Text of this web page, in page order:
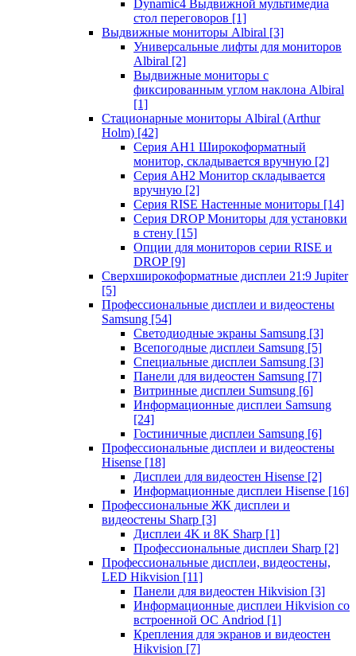
Dynamic4 Выдвижной мультимедиа
стол переговоров [1]
Выдвижные мониторы Albiral [3]
Универсальные лифты для мониторов
Albiral [2]
Выдвижные мониторы с
фиксированным углом наклона Albiral
[1]
Стационарные мониторы Albiral (Arthur
Holm) [42]
Серия AH1 Широкоформатный
монитор, складывается вручную [2]
Серия AH2 Монитор складывается
вручную [2]
Серия RISE Настенные мониторы [14]
Серия DROP Мониторы для установки
в стену [15]
Опции для мониторов серии RISE и
DROP [9]
Сверхширокоформатные дисплеи 21:9 Jupiter
[5]
Профессиональные дисплеи и видеостены
Samsung [54]
Светодиодные экраны Samsung [3]
Всепогодные дисплеи Samsung [5]
Специальные дисплеи Samsung [3]
Панели для видеостен Samsung [7]
Витринные дисплеи Sumsung [6]
Информационные дисплеи Samsung
[24]
Гостиничные дисплеи Samsung [6]
Профессиональные дисплеи и видеостены
Hisense [18]
Дисплеи для видеостен Hisense [2]
Информационные дисплеи Hisense [16]
Профессиональные ЖК дисплеи и
видеостены Sharp [3]
Дисплеи 4K и 8K Sharp [1]
Профессиональные дисплеи Sharp [2]
Профессиональные дисплеи, видеостены,
LED Hikvision [11]
Панели для видеостен Hikvision [3]
Информационные дисплеи Hikvision со
встроенной ОС Andriod [1]
Крепления для экранов и видеостен
Hikvision [7]